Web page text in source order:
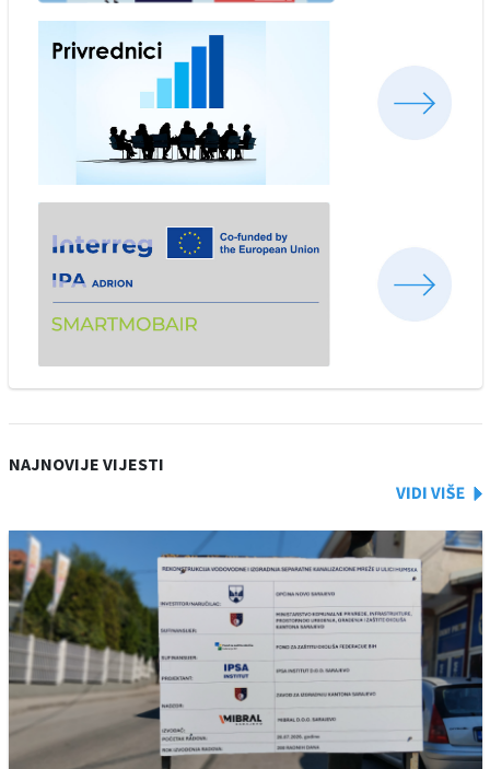
NAJNOVIJE VIJESTI